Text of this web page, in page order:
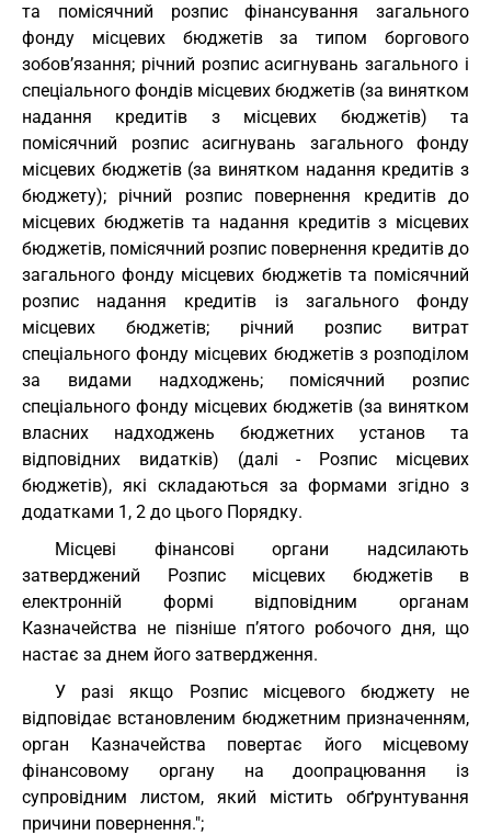
та помісячний розпис фінансування загального
фонду місцевих бюджетів за типом боргового
зобов’язання; річний розпис асигнувань загального і
спеціального фондів місцевих бюджетів (за винятком
надання кредитів з місцевих бюджетів) та
помісячний розпис асигнувань загального фонду
місцевих бюджетів (за винятком надання кредитів з
бюджету); річний розпис повернення кредитів до
місцевих бюджетів та надання кредитів з місцевих
бюджетів, помісячний розпис повернення кредитів до
загального фонду місцевих бюджетів та помісячний
розпис надання кредитів із загального фонду
місцевих бюджетів; річний розпис витрат
спеціального фонду місцевих бюджетів з розподілом
за видами надходжень; помісячний розпис
спеціального фонду місцевих бюджетів (за винятком
власних надходжень бюджетних установ та
відповідних видатків) (далі - Розпис місцевих
бюджетів), які складаються за формами згідно з
додатками 1, 2 до цього Порядку.
Місцеві фінансові органи надсилають
затверджений Розпис місцевих бюджетів в
електронній формі відповідним органам
Казначейства не пізніше п’ятого робочого дня, що
настає за днем його затвердження.
У разі якщо Розпис місцевого бюджету не
відповідає встановленим бюджетним призначенням,
орган Казначейства повертає його місцевому
фінансовому органу на доопрацювання із
супровідним листом, який містить обґрунтування
причини повернення.";